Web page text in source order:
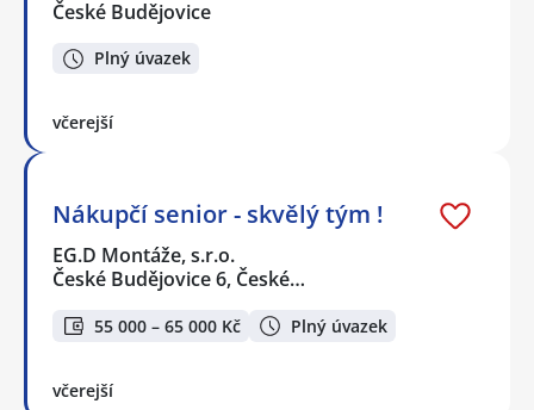
České Budějovice
Plný úvazek
včerejší
Nákupčí senior - skvělý tým !
EG.D Montáže, s.r.o.
České Budějovice 6, České…
55 000 – 65 000 Kč Plný úvazek
včerejší